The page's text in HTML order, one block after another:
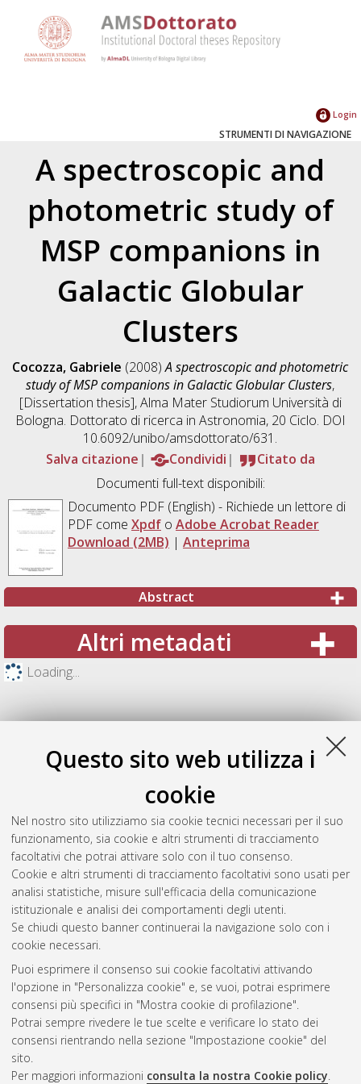
Questo sito web utilizza i
cookie
Nel nostro sito utilizziamo sia cookie tecnici necessari per il suo
funzionamento, sia cookie e altri strumenti di tracciamento
facoltativi che potrai attivare solo con il tuo consenso.
Cookie e altri strumenti di tracciamento facoltativi sono usati per
analisi statistiche, misure sull'efficacia della comunicazione
istituzionale e analisi dei comportamenti degli utenti.
Se chiudi questo banner continuerai la navigazione solo con i
cookie necessari.
Puoi esprimere il consenso sui cookie facoltativi attivando
l'opzione in "Personalizza cookie" e, se vuoi, potrai esprimere
consensi più specifici in "Mostra cookie di profilazione".
Potrai sempre rivedere le tue scelte e verificare lo stato dei
consensi rientrando nella sezione "Impostazione cookie" del
sito.
Per maggiori informazioni consulta la nostra Cookie policy.
Login
STRUMENTI DI NAVIGAZIONE
A spectroscopic and
photometric study of
MSP companions in
Galactic Globular
Clusters
Cocozza, Gabriele (2008)A spectroscopic and photometric
study of MSP companions in Galactic Globular Clusters,
[Dissertation thesis], Alma Mater Studiorum Università di
Bologna. Dottorato di ricerca in Astronomia, 20 Ciclo. DOI
10.6092/unibo/amsdottorato/631.
Salva citazione
Condividi
Citato da
Documenti full-text disponibili:
Documento PDF(English) - Richiede un lettore di
PDF come Xpdfo Adobe Acrobat Reader
Download (2MB) | Anteprima
Abstract
Altri metadati
Loading...
Gestione del documento:
Atom
Rss 1.0
Rss 2.0
ISSN: 2038-7946